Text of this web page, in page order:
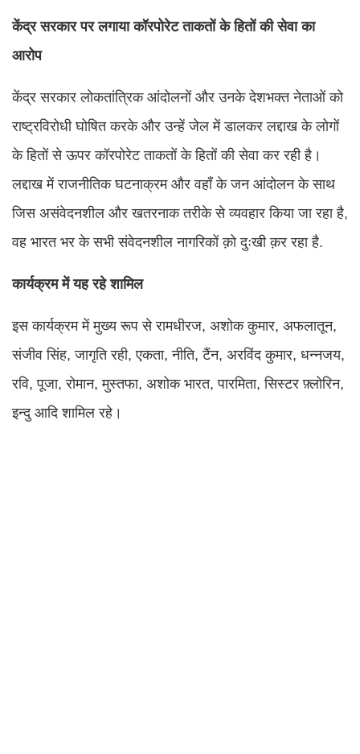
केंद्र सरकार पर लगाया कॉरपोरेट ताकतों के हितों की सेवा का
आरोप
केंद्र सरकार लोकतांत्रिक आंदोलनों और उनके देशभक्त नेताओं को
राष्ट्रविरोधी घोषित करके और उन्हें जेल में डालकर लद्दाख के लोगों
के हितों से ऊपर कॉरपोरेट ताकतों के हितों की सेवा कर रही है।
लद्दाख में राजनीतिक घटनाक्रम और वहाँ के जन आंदोलन के साथ
जिस असंवेदनशील और खतरनाक तरीके से व्यवहार किया जा रहा है,
वह भारत भर के सभी संवेदनशील नागरिकों क़ो दुःखी क़र रहा है.
कार्यक्रम में यह रहे शामिल
इस कार्यक्रम में मुख्य रूप से रामधीरज, अशोक कुमार, अफलातून,
संजीव सिंह, जागृति रही, एकता, नीति, टैंन, अरविंद कुमार, धन्नजय,
रवि, पूजा, रोमान, मुस्तफा, अशोक भारत, पारमिता, सिस्टर फ़्लोरिन,
इन्दु आदि शामिल रहे।